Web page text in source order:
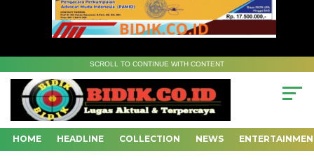
SCROLL TO CONTINUE WITH CONTENT
HOME HEADLINE COLLECTION NEWS